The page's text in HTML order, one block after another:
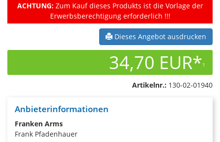
ACHTUNG:Zum Kauf dieses Produkts ist die Vorlage der
Erwerbsberechtigung erforderlich !!!
Dieses Angebot ausdrucken
34,70 EUR*1
Artikelnr.: 130-02-01940
Anbieterinformationen
Franken Arms
Frank Pfadenhauer